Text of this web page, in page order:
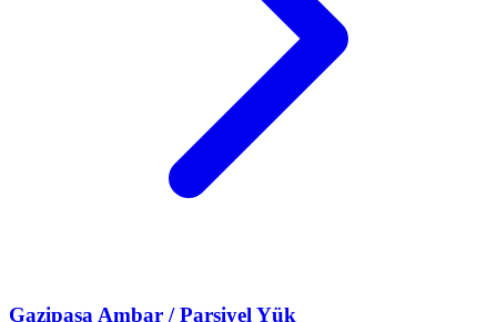
Gazipaşa Ambar / Parsiyel Yük